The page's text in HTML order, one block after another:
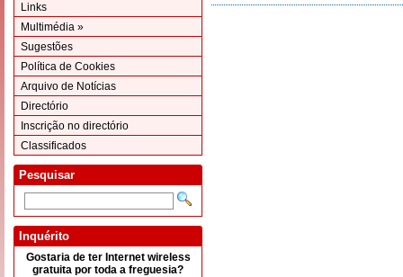
Links
Multimédia »
Sugestões
Política de Cookies
Arquivo de Notícias
Directório
Inscrição no directório
Classificados
Pesquisar
Inquérito
Gostaria de ter Internet wireless
gratuita por toda a freguesia?